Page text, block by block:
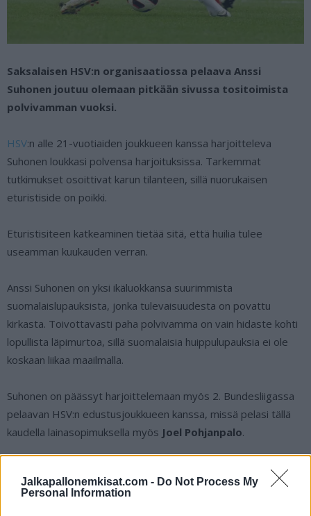
Jalkapallonemkisat.com - Do Not Process My
Personal Information
Saksalaisen HSV:n organisaatiossa pelaava Anssi
Suhonen joutuu olemaan pitkään sivussa tositoimista
polvivamman vuoksi.
HSV:n alle 21-vuotiaiden joukkueen kanssa harjoitteleva
Suhonen loukkasi polvensa harjoituksissa. Tarkemmat
tutkimukset osoittivat karun tilanteen, sillä nuorukaisen
eturistiside on poikki.
Eturistisiteen katkeaminen tietää sitä, että huilia tulee
useamman kuukauden verran.
Anssi Suhonen on yksi ikäluokkansa suurimmista
suomalaislupauksista, jonka tulevaisuudesta on povattu
kirkasta. Toivottavasti paha polvivamma on vain hidaste kohti
lopullista läpimurtoa, sillä suomalaisia huippulupauksia ei ole
koskaan liikaa maailmalla.
Suhonen on päässyt harjoittelemaan myös 2. Bundesliigassa
pelaavan HSV:n edustusjoukkueen kanssa, missä pelasi tällä
kaudella lainasopimuksella myös Joel Pohjanpalo.
FC Haka teki tärkeän jatkosopimuksen – Medo
jatkaa loppukauden ajan